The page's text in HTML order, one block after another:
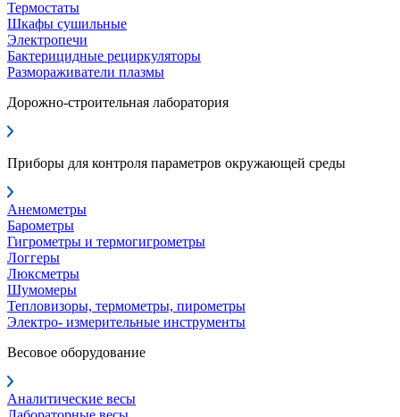
Термостаты
Шкафы сушильные
Электропечи
Бактерицидные рециркуляторы
Размораживатели плазмы
Дорожно-строительная лаборатория
Приборы для контроля параметров окружающей среды
Анемометры
Барометры
Гигрометры и термогигрометры
Логгеры
Люксметры
Шумомеры
Тепловизоры, термометры, пирометры
Электро- измерительные инструменты
Весовое оборудование
Аналитические весы